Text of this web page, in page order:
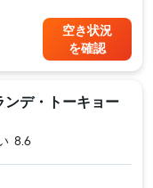
空き状況
を確認
ンデ・トーキョー
8.6